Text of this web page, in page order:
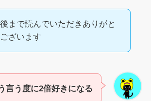
まで読んでいただきありがと
ざいます
言う度に2倍好きになる